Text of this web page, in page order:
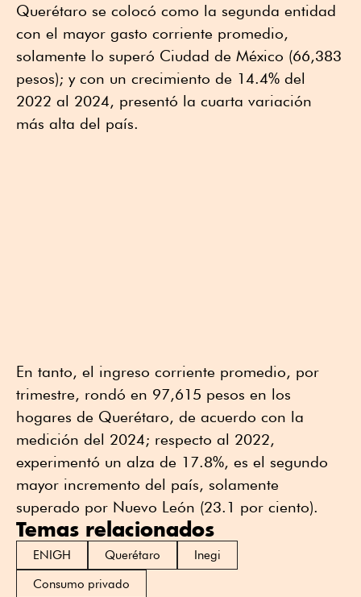
Querétaro se colocó como la segunda entidad
con el mayor gasto corriente promedio,
solamente lo superó Ciudad de México (66,383
pesos); y con un crecimiento de 14.4% del
2022 al 2024, presentó la cuarta variación
más alta del país.
En tanto, el ingreso corriente promedio, por
trimestre, rondó en 97,615 pesos en los
hogares de Querétaro, de acuerdo con la
medición del 2024; respecto al 2022,
experimentó un alza de 17.8%, es el segundo
mayor incremento del país, solamente
superado por Nuevo León (23.1 por ciento).
Temas relacionados
ENIGH Querétaro
Inegi
Consumo privado